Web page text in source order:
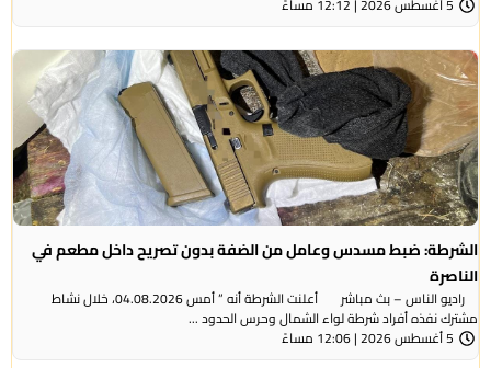
ضبط مسدس وعامل من الضفة بدون تصريح داخل مطعم في
راديو الناس – بث مباشر أعلنت الشرطة أنه ” أمس 04.08.2026، خلال نشاط
أفراد شرطة لواء الشمال وحرس الحدود ...